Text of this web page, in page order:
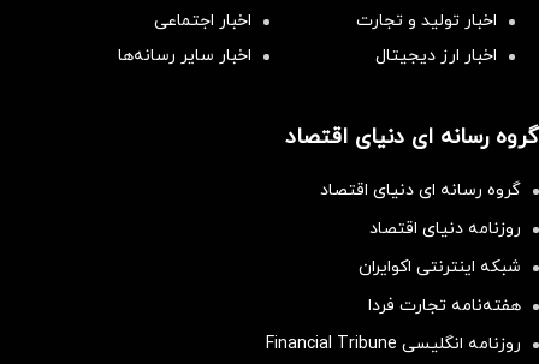
اخبار تولید و تجارت
اخبار اجتماعی
اخبار ارز دیجیتال
اخبار سایر رسانه‌‌ها
گروه رسانه ای دنیای اقتصاد
گروه رسانه ای دنیای اقتصاد
روزنامه دنیای اقتصاد
شبکه اینترنتی اکوایران
هفته‌نامه تجارت فردا
روزنامه انگلیسی Financial Tribune